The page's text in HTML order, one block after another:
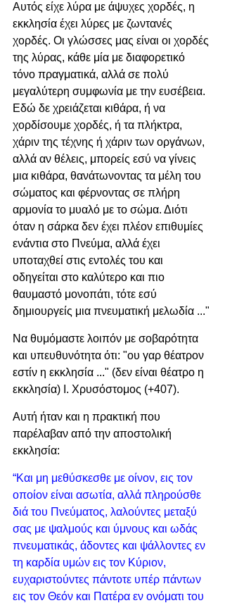
Αυτός είχε λύρα με άψυχες χορδές, η
εκκλησία έχει λύρες με ζωντανές
χορδές. Οι γλώσσες μας είναι οι χορδές
της λύρας, κάθε μία με διαφορετικό
τόνο πραγματικά, αλλά σε πολύ
μεγαλύτερη συμφωνία με την ευσέβεια.
Εδώ δε χρειάζεται κιθάρα, ή να
χορδίσουμε χορδές, ή τα πλήκτρα,
χάριν της τέχνης ή χάριν των οργάνων,
αλλά αν θέλεις, μπορείς εσύ να γίνεις
μια κιθάρα, θανάτωνοντας τα μέλη του
σώματος και φέρνοντας σε πλήρη
αρμονία το μυαλό με το σώμα. Διότι
όταν η σάρκα δεν έχει πλέον επιθυμίες
ενάντια στο Πνεύμα, αλλά έχει
υποταχθεί στις εντολές του και
οδηγείται στο καλύτερο και πιο
θαυμαστό μονοπάτι, τότε εσύ
δημιουργείς μια πνευματική μελωδία ..."
Να θυμόμαστε λοιπόν με σοβαρότητα
και υπευθυνότητα ότι: "ου γαρ θέατρον
εστίν η εκκλησία ..." (δεν είναι θέατρο η
εκκλησία) Ι. Χρυσόστομος (+407).
Αυτή ήταν και η πρακτική που
παρέλαβαν από την αποστολική
εκκλησία:
“Και μη μεθύσκεσθε με οίνον, εις τον
οποίον είναι ασωτία, αλλά πληρούσθε
διά του Πνεύματος, λαλούντες μεταξύ
σας με ψαλμούς και ύμνους και ωδάς
πνευματικάς, άδοντες και ψάλλοντες εν
τη καρδία υμών εις τον Κύριον,
ευχαριστούντες πάντοτε υπέρ πάντων
εις τον Θεόν και Πατέρα εν ονόματι του